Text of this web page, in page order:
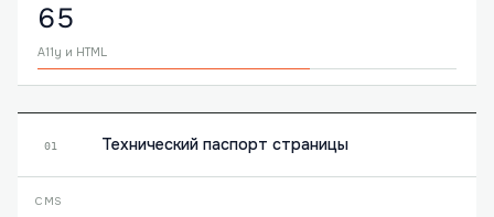
65
A11y и HTML
01 Технический паспорт страницы
CMS